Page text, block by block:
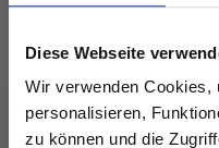
Diese Webseite
Wir verwenden Cookies,
personalisieren,
zu können und die
DROPS FABEL
EUR 1.90 EUR 2.45
Angebot bis
31/08/2026